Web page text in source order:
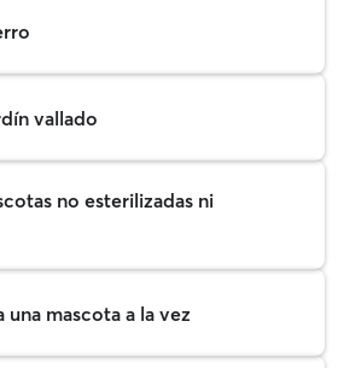
vallado
no esterilizadas ni
una mascota a la vez